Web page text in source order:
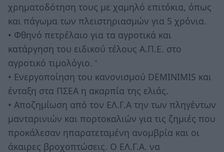
χρηματοδότηση τους με χαμηλό επιτόκια, όπως
και πάγωμα των πλειστηριασμών για 5 χρόνια.
• Φθηνό πετρέλαιο για τα αγροτικά και
κατάργηση του ειδικού τέλους Α.Π.Ε. στο
αγροτικό τιμολόγιο. '
• Ενεργοποίηση του κανονισμού DEMINIMIS και
ένταξη στα ΠΣΕΑ η ακαρπία της ελιάς.
• Αποζημίωση από τον ΕΛ.Γ.Α την των πληγέντων
μανταρινιών και πορτοκαλιών για τις ζημιές που
προκάλεσαν ηπαρατεταμένη ανομβρία και οι
άκαιρες βροχοπτώσεις. Ο ΕΛ.Γ.Α. να